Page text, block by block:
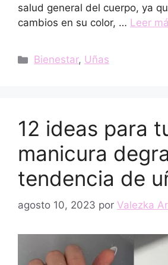
salud general del cuerpo, ya
cambios en su color, … Leer
Categorías
Bienestar, Uñas
12 ideas para
manicura
tendencia de
agosto 10, 2023 por Valezka